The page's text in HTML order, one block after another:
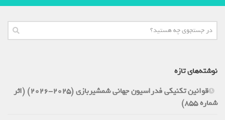
نوشته‌های تازه
قوانین تکنیکی فدراسیون جهانی شمشیربازی (2025-2026) (اثر
شماره 855)